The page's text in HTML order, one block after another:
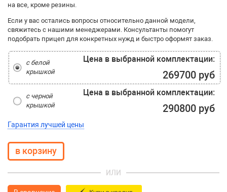
на все, кроме резины.
Если у вас остались вопросы относительно данной модели,
свяжитесь с нашими менеджерами. Консультанты помогут
подобрать прицеп для конкретных нужд и быстро оформят заказ.
с белой
крышкой
Цена в выбранной комплектации:
269700 руб
с черной
крышкой
Цена в выбранной комплектации:
290800 руб
Гарантия лучшей цены
ИЛИ